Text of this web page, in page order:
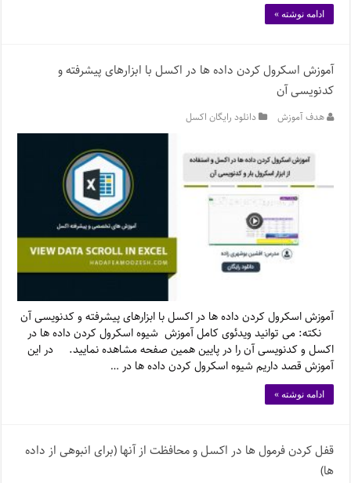
ادامه نوشته »
آموزش اسکرول کردن داده ها در اکسل با ابزارهای پیشرفته و
کدنویسی آن
هدف آموزش دانلود رایگان اکسل
آموزش اسکرول کردن داده ها در اکسل با ابزارهای پیشرفته و کدنویسی آن
نکته: می توانید ویدئوی کامل آموزش شیوه اسکرول کردن داده ها در
اکسل و کدنویسی آن را در پایین همین صفحه مشاهده نمایید. در این
آموزش قصد داریم شیوه اسکرول کردن داده ها در …
ادامه نوشته »
قفل کردن فرمول ها در اکسل و محافظت از آنها (برای انبوهی از داده
ها)